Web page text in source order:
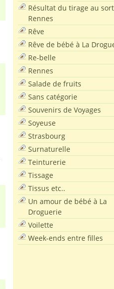
Résultat du tirage au
Rennes
Rêve
Rêve de bébé à La
Re-belle
Rennes
Salade de fruits
Sans catégorie
Souvenirs de Voyages
Soyeuse
Strasbourg
Surnaturelle
Teinturerie
Tissage
Tissus etc..
Un amour de bébé à La
Droguerie
Voilette
Week-ends entre filles